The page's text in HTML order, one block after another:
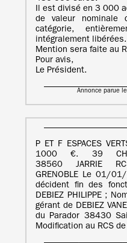
Il est divisé en 3 000
de valeur nominale
catégorie,
intégralement libérées.
Mention sera faite au
Pour avis,
Le Président.
Annonce parue
P ET F ESPACES
1000 €. 39 CHE
38560 JARRIE
GRENOBLE Le 01/
décident fin des
DEBIEZ PHILIPPE ;
gérant de DEBIEZ
du Parador 38430
Modification au RCS de